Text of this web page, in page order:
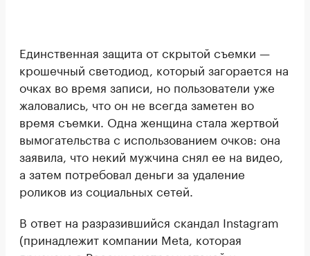
Единственная защита от скрытой съемки —
крошечный светодиод, который загорается на
очках во время записи, но пользователи уже
жаловались, что он не всегда заметен во
время съемки. Одна женщина стала жертвой
вымогательства с использованием очков: она
заявила, что некий мужчина снял ее на видео,
а затем потребовал деньги за удаление
роликов из социальных сетей.
В ответ на разразившийся скандал Instagram
(принадлежит компании Meta, которая